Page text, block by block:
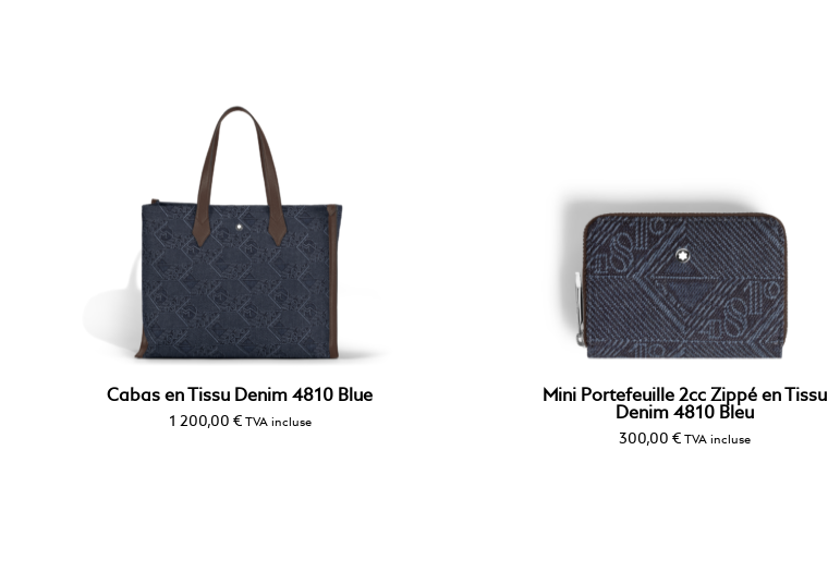
Cabas en Tissu Denim 4810 Blue
1 200,00 € TVA incluse
Mini Portefeuille 2cc Zippé en Tissu
Denim 4810 Bleu
300,00 € TVA incluse